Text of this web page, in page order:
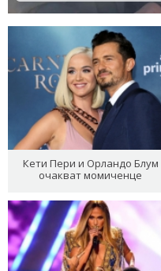
Кети Пери и Орландо Блум
очакват момиченце